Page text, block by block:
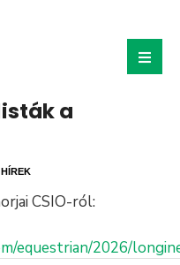
a
HÍREK
CSIO-ról:
equestrian/2026/